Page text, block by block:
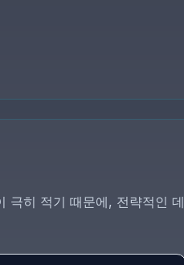
극히 적기 때문에, 전략적인 데